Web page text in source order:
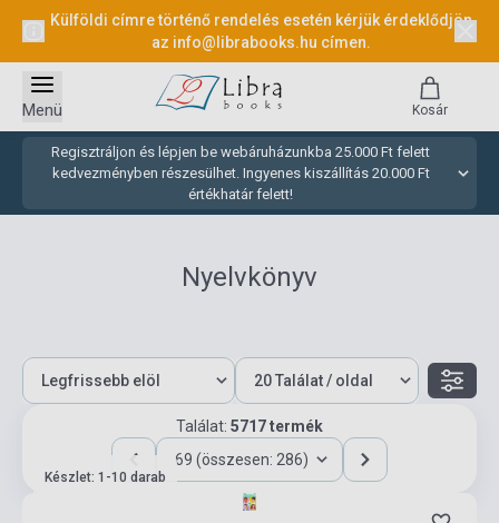
Külföldi címre történő rendelés esetén kérjük érdeklődjön
az info@librabooks.hu címen.
Regisztráljon és lépjen be webáruházunkba 25.000 Ft felett
kedvezményben részesülhet. Ingyenes kiszállítás 20.000 Ft
értékhatár felett!
Menü Kosár
Nyelvkönyv
Találat: 5717 termék
69 (összesen: 286)
Készlet: 1-10 darab